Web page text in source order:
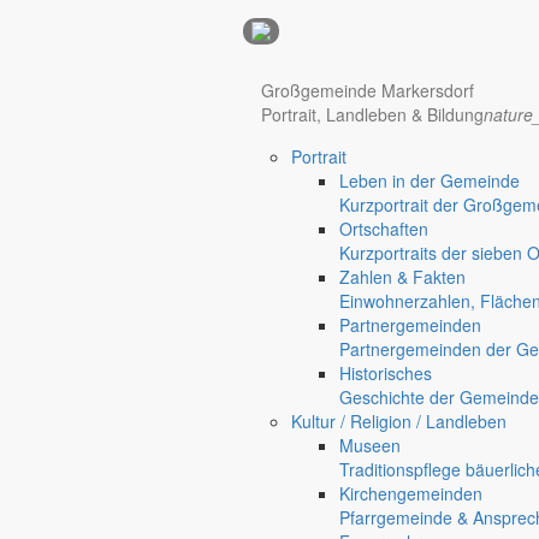
Regional werben auf markersdorf.de! anzeigen@gemeinde-
Großgemeinde Markersdorf
Portrait, Landleben & Bildung
Portrait
Leben in der Gemeinde
Kurzportrait der
Ortschaften
Kurzportraits der sieben
Zahlen & Fakten
Einwohnerzahlen,
Partnergemeinden
Partnergemeinden der
Historisches
Geschichte der
Kultur / Religion / Landleben
Museen
Traditionspflege
Kirchengemeinden
Pfarrgemeinde &
Deutsch-Paulsdorf
Jauernick-Buschbach
Bekanntmachung des Zweckverband Wasserversorgung Ostritz-
Haushaltssatzung 2024